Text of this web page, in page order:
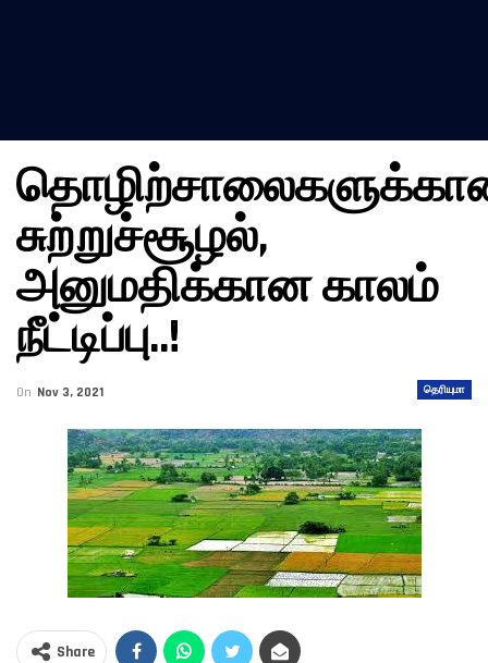
சுற்றுச்சூழல்,
அனுமதிக்கான காலம்
நீட்டிப்பு..!
தெரியுமா
On Nov 3, 2021
Share